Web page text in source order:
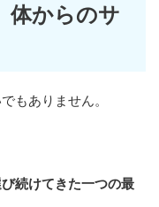
体からのサ
もありません。
続けてきた一つの最